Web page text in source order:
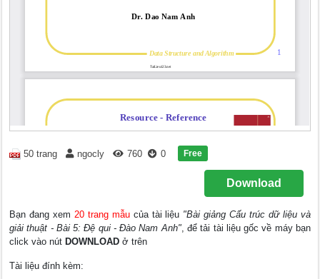
50 trang ngocly 760 0 Free
Download
Bạn đang xem 20 trang mẫucủa tài liệu "Bài giảng Cấu trúc dữ liệu và
giải thuật - Bài 5: Đệ qui - Đào Nam Anh", để tải tài liệu gốc về máy bạn
click vào nút DOWNLOAD ở trên
Tài liệu đính kèm: